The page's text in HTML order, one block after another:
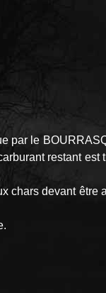
par le
restant
chars devant